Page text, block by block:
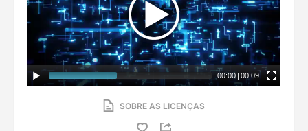
00:00 | 00:09
SOBRE AS LICENÇAS